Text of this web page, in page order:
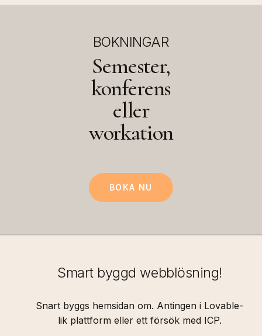
BOKNINGAR
Semester,
konferens
eller
workation
BOKA NU
Smart byggd webblösning!
Snart byggs hemsidan om. Antingen i Lovable-
lik plattform eller ett försök med ICP.